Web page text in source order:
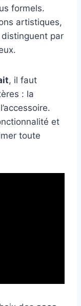
formels.
artistiques,
par
, il faut
: la
et
toute